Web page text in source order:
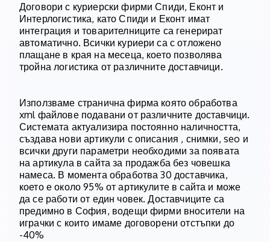
Договори с куриерски фирми Спиди, Еконт и
Интерлогистика, като Спиди и Еконт имат
интеграция и товарителниците са генерират
автоматично. Всички куриери са с отложено
плащане в края на месеца, което позволява
тройна логистика от различните доставчици.
Използваме странична фирма която обработва
xml файлове подавани от различните доставчици.
Системата актуализира постоянно наличността,
създава нови артикули с описания , снимки, seo и
всички други параметри необходими за появата
на артикула в сайта за продажба без човешка
намеса. В момента обработва 30 доставчика,
което е около 95% от артикулите в сайта и може
да се работи от един човек. Доставчиците са
предимно в София, водещи фирми вносители на
играчки с които имаме договорени отстъпки до
-40%